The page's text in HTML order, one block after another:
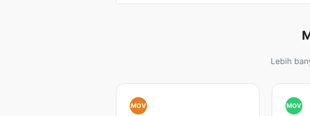
Lebih
MOV MOV